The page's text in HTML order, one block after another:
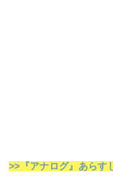
>>『アナログ』あらす